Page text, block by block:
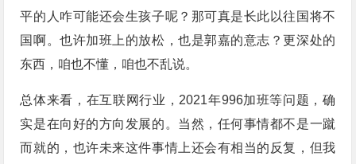
平的人咋可能还会生孩子呢？那可真是长此以往国将不
国啊。也许加班上的放松，也是郭嘉的意志？更深处的
东西，咱也不懂，咱也不乱说。
总体来看，在互联网行业，2021年996加班等问题，确
实是在向好的方向发展的。当然，任何事情都不是一蹴
而就的，也许未来这件事情上还会有相当的反复，但我